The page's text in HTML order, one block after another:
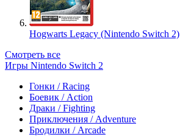
Hogwarts Legacy (Nintendo Switch 2)
Смотреть все
Игры Nintendo Switch 2
Гонки / Racing
Боевик / Action
Драки / Fighting
Приключения / Adventure
Бродилки / Arcade